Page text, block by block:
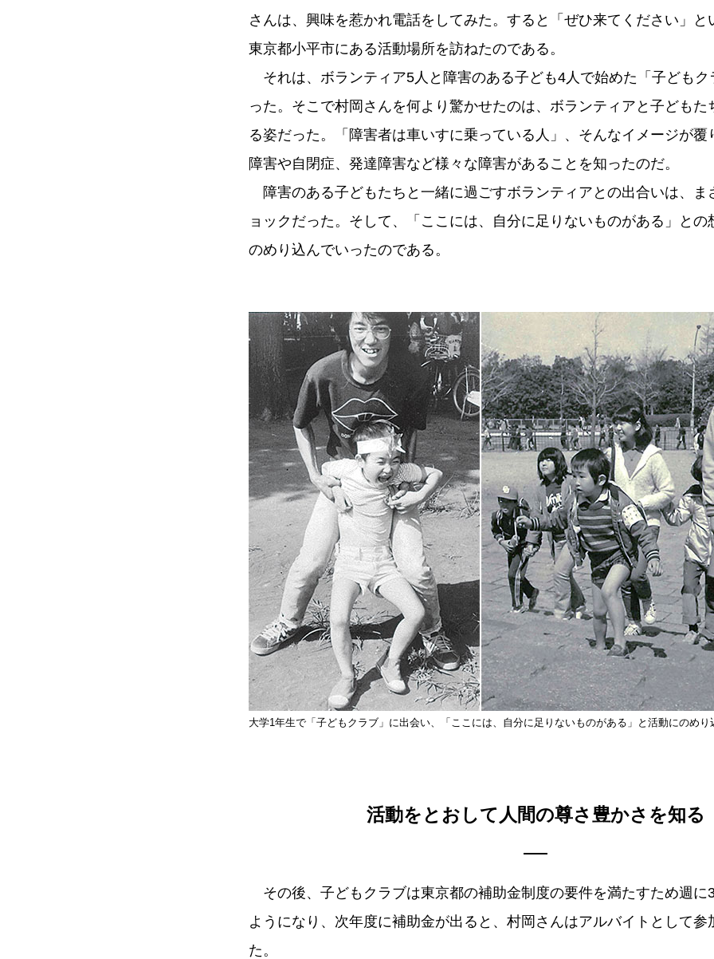
さんは、興味を惹かれ電話をしてみた。すると「ぜひ来てください」と
東京都小平市にある活動場所を訪ねたのである。
それは、ボランティア5人と障害のある子ども4人で始めた「子ども
った。そこで村岡さんを何より驚かせたのは、ボランティアと子どもた
る姿だった。「障害者は車いすに乗っている人」、そんなイメージが覆
障害や自閉症、発達障害など様々な障害があることを知ったのだ。
障害のある子どもたちと一緒に過ごすボランティアとの出合いは、ま
ョックだった。そして、「ここには、自分に足りないものがある」との
のめり込んでいったのである。
大学1年生で「子どもクラブ」に出会い、「ここには、自分に足りないものがある」と活動にのめり
活動をとおして人間の尊さ豊かさを知る
その後、子どもクラブは東京都の補助金制度の要件を満たすため週に
ようになり、次年度に補助金が出ると、村岡さんはアルバイトとして参
た。